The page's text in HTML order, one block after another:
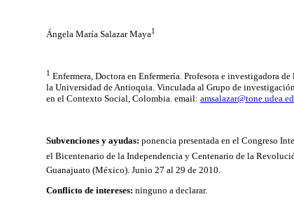
Ángela María Salazar Maya1
1 Enfermera, Doctora en Enfermería. Profesora e investigadora
la Universidad de Antioquia. Vinculada al Grupo de
en el Contexto Social, Colombia. email:
Subvenciones y ayudas: ponencia presentada en el Congreso
el Bicentenario de la Independencia y Centenario de la
Guanajuato (México). Junio 27 al 29 de 2010.
Conflicto de intereses: ninguno a declarar.